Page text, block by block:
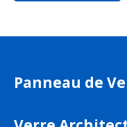
Panneau de